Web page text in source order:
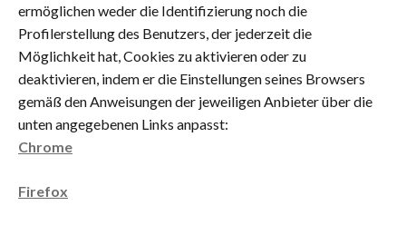
ermöglichen weder die Identifizierung noch die
Profilerstellung des Benutzers, der jederzeit die
Möglichkeit hat, Cookies zu aktivieren oder zu
deaktivieren, indem er die Einstellungen seines Browsers
gemäß den Anweisungen der jeweiligen Anbieter über die
unten angegebenen Links anpasst:
Chrome
Firefox